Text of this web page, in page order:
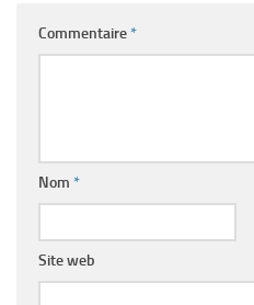
Commentaire*
Nom *
Site web